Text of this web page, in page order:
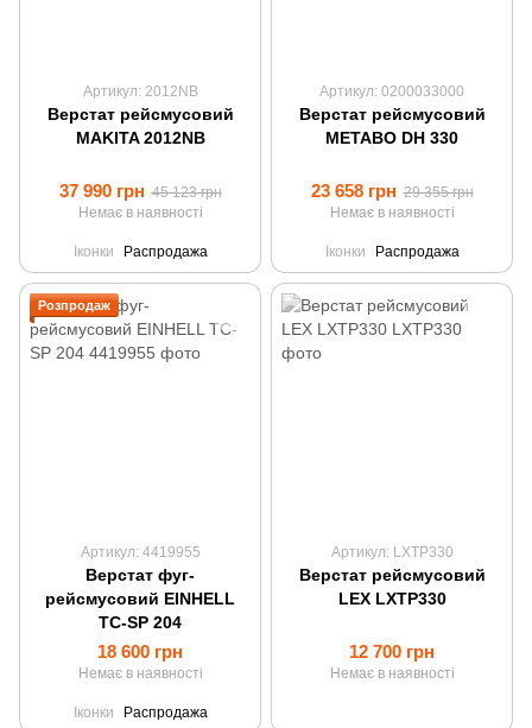
Артикул: 2012NB
Верстат рейсмусовий
MAKITA 2012NB
37 990 грн 45 123 грн
Немає в наявності
Іконки Распродажа
Артикул: 0200033000
Верстат рейсмусовий
METABO DH 330
23 658 грн 29 355 грн
Немає в наявності
Іконки Распродажа
Розпродаж
Артикул: 4419955
Верстат фуг-
рейсмусовий EINHELL
TC-SP 204
18 600 грн
Немає в наявності
Іконки Распродажа
Артикул: LXTP330
Верстат рейсмусовий
LEX LXTP330
12 700 грн
Немає в наявності